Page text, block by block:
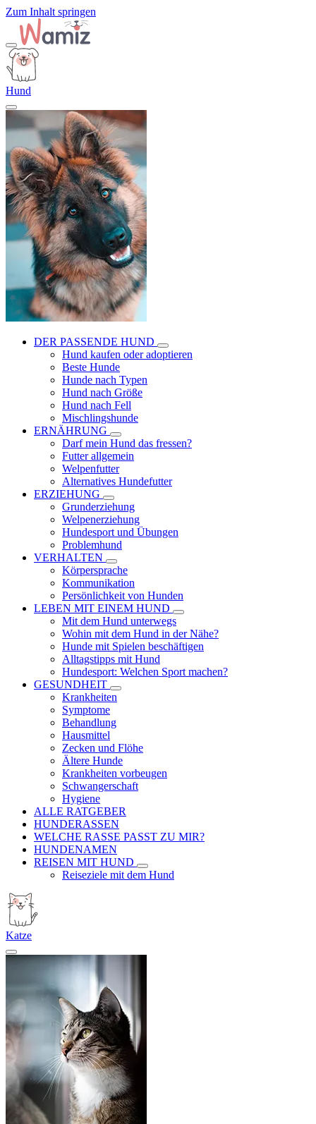
Zum Inhalt springen
Hund
DER PASSENDE HUND
Hund kaufen oder adoptieren
Beste Hunde
Hunde nach Typen
Hund nach Größe
Hund nach Fell
Mischlingshunde
ERNÄHRUNG
Darf mein Hund das fressen?
Futter allgemein
Welpenfutter
Alternatives Hundefutter
ERZIEHUNG
Grunderziehung
Welpenerziehung
Hundesport und Übungen
Problemhund
VERHALTEN
Körpersprache
Kommunikation
Persönlichkeit von Hunden
LEBEN MIT EINEM HUND
Mit dem Hund unterwegs
Wohin mit dem Hund in der Nähe?
Hunde mit Spielen beschäftigen
Alltagstipps mit Hund
Hundesport: Welchen Sport machen?
GESUNDHEIT
Krankheiten
Symptome
Behandlung
Hausmittel
Zecken und Flöhe
Ältere Hunde
Krankheiten vorbeugen
Schwangerschaft
Hygiene
ALLE RATGEBER
HUNDERASSEN
WELCHE RASSE PASST ZU MIR?
HUNDENAMEN
REISEN MIT HUND
Reiseziele mit dem Hund
Katze